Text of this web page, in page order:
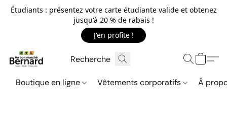
Étudiants : présentez votre carte étudiante valide et obtenez
jusqu'à 20 % de rabais !
J'en profite !
Boutique en ligne Vêtements corporatifs À